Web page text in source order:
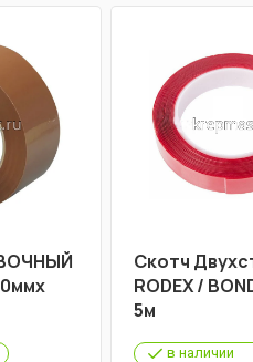
Скотч
RODEX /
5м
в наличии